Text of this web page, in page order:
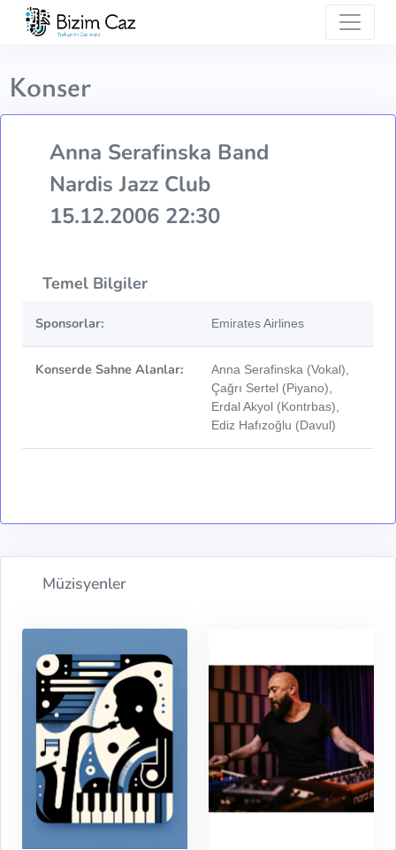
Konser
Anna Serafinska Band
Nardis Jazz Club
15.12.2006 22:30
Temel Bilgiler
Sponsorlar: Emirates Airlines
Konserde Sahne Alanlar:
Anna Serafinska (Vokal),
Çağrı Sertel (Piyano),
Erdal Akyol (Kontrbas),
Ediz Hafızoğlu (Davul)
Müzisyenler